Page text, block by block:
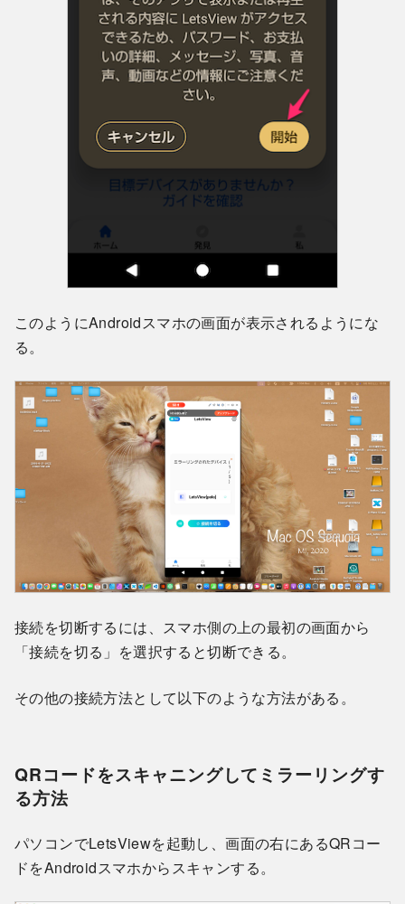
このようにAndroidスマホの画面が表示されるようにな
る。
接続を切断するには、スマホ側の上の最初の画面から
「接続を切る」を選択すると切断できる。
その他の接続方法として以下のような方法がある。
QRコードをスキャニングしてミラーリングす
る方法
パソコンでLetsViewを起動し、画面の右にあるQRコー
ドをAndroidスマホからスキャンする。